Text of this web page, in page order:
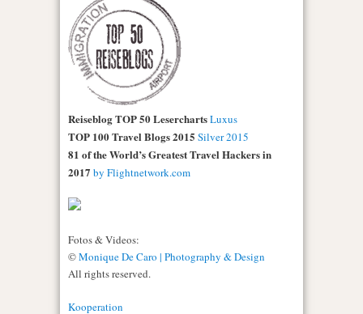
Reiseblog TOP 50 LeserchartsLuxus
TOP 100 Travel Blogs 2015 Silver 2015
81 of the World’s Greatest Travel Hackers in
2017 by Flightnetwork.com
Fotos & Videos:
©Monique De Caro | Photography & Design
All rights reserved.
Kooperation